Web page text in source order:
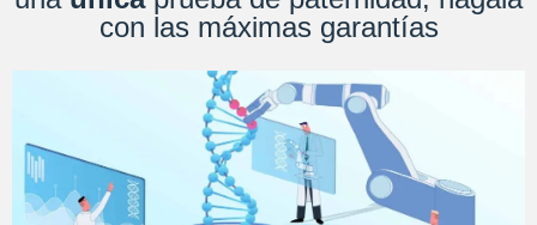
con las máximas garantías